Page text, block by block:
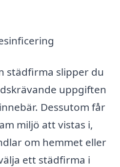
städfirma slipper du
uppgiften
Dessutom får
miljö att vistas i,
om hemmet eller
ett städfirma i